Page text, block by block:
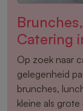
Catering
Op zoek naar
gelegenheid
brunches,
kleine als